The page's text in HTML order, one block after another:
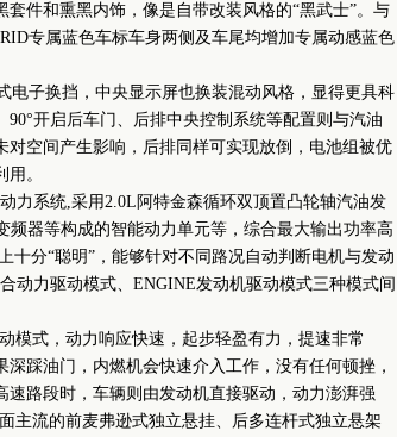
件和熏黑内饰，像是自带改装风格的“黑武士”。与
专属蓝色车标车身两侧及车尾均增加专属动感蓝色
子换挡，中央显示屏也换装混动风格，显得更具科
开启后车门、后排中央控制系统等配置则与汽油
空间产生影响，后排同样可实现放倒，电池组被优
。
系统,采用2.0L阿特金森循环双顶置凸轮轴汽油发
器等构成的智能动力单元等，综合最大输出功率高
十分“聪明”，能够针对不同路况自动判断电机与发动
动力驱动模式、ENGINE发动机驱动模式三种模式间
式，动力响应快速，起步轻盈有力，提速非常
踩油门，内燃机会快速介入工作，没有任何顿挫，
路段时，车辆则由发动机直接驱动，动力澎湃强
主流的前麦弗逊式独立悬挂、后多连杆式独立悬架